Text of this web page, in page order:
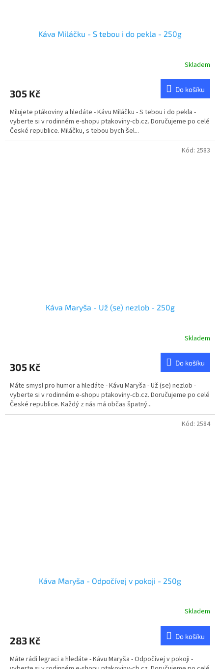
Káva Miláčku - S tebou i do pekla - 250g
Skladem
305 Kč Do košíku
Milujete ptákoviny a hledáte - Kávu Miláčku - S tebou i do pekla -
vyberte si v rodinném e-shopu ptakoviny-cb.cz. Doručujeme po celé
České republice. Miláčku, s tebou bych šel...
Káva Maryša - Už (se) nezlob - 250g
Skladem
305 Kč Do košíku
Máte smysl pro humor a hledáte - Kávu Maryša - Už (se) nezlob -
vyberte si v rodinném e-shopu ptakoviny-cb.cz. Doručujeme po celé
České republice. Každý z nás má občas špatný...
Kód: 2583
Káva Maryša - Odpočívej v pokoji - 250g
je
z
Skladem
283 Kč Do košíku
Máte rádi legraci a hledáte - Kávu Maryša - Odpočívej v pokoji -
Kód: 2584